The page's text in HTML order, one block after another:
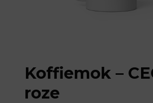
Koffiemok –
roze